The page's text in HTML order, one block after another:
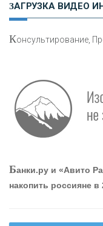
привлечь и
ЗАГРУЗКА ВИДЕО
Консультирование,
Банки.ру и «Авито
накопить россияне в